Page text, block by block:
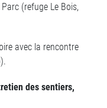
(refuge Le Bois,
avec la rencontre
des sentiers,